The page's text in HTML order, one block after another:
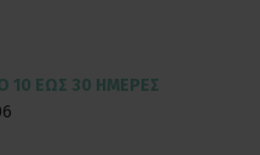
10 ΈΩΣ 30 ΗΜΈΡΕΣ